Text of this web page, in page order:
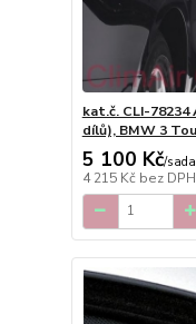
kat.č. CLI-78234
dílů), BMW 3
5 100 Kč/sada
4 215 Kč bez DPH